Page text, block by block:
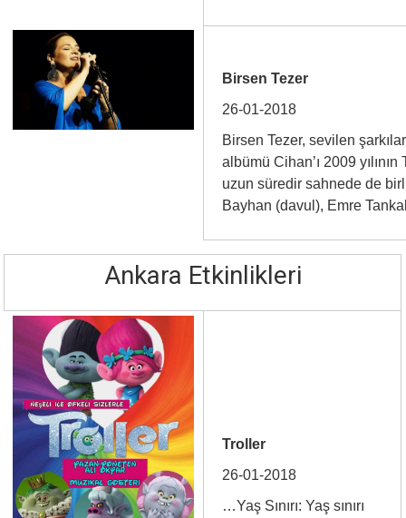
Birsen Tezer
26-01-2018
Birsen Tezer, sevilen
albümü Cihan’ı 2009
uzun süredir sahnede de
Bayhan (davul), Emre
Ankara Etkinlikleri
Troller
26-01-2018
…Yaş Sınırı: Yaş sınırı